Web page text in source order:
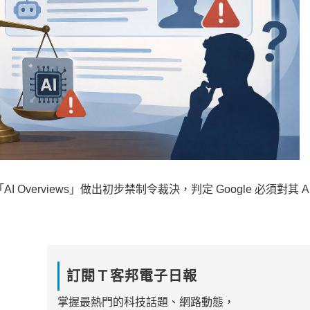
Overviews」做出初步禁制令裁決，判定 Google 必須對其
訂閱Ｔ客邦電子日報
掌握最熱門的科技話題、網路動態，